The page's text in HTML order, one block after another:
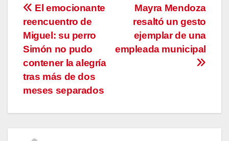
Navegación
de
entradas
Mayra Mendoza
resaltó un gesto
ejemplar de una
empleada municipal
El emocionante
reencuentro de
Miguel: su perro
Simón no pudo
contener la alegría
tras más de dos
meses separados